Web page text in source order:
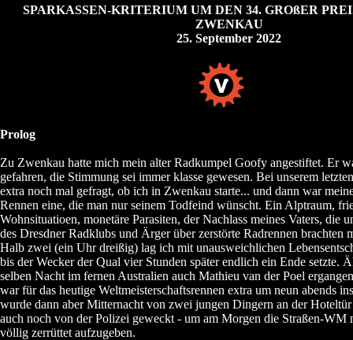
SPARKASSEN-KRITERIUM UM DEN 34. GROßER
ZWENKAU
25. September 2022
Prolog
Zu Zwenkau hatte mich mein alter Radkumpel Goofy angestiftet. Er
gefahren, die Stimmung sei immer klasse gewesen. Bei unserem
extra noch mal gefragt, ob ich in Zwenkau starte... und dann war
Rennen eine, die man nur seinem Todfeind wünscht. Ein Alptraum,
Wohnsituatioen, monetäre Parasiten, der Nachlass meines Vaters, die
des Dresdner Radklubs und Ärger über zerstörte Radrennen brachten
Halb zwei (ein Uhr dreißig) lag ich mit unausweichlichen
bis der Wecker der Qual vier Stunden später endlich ein Ende setzte.
selben Nacht im fernen Australien auch Mathieu van der Poel
war für das heutige Weltmeisterschaftsrennen extra um neun abends
wurde dann aber Mitternacht von zwei jungen Dingern an der Hoteltür
auch noch von der Polizei geweckt - um am Morgen die Straßen-WM
völlig zerrüttet aufzugeben.